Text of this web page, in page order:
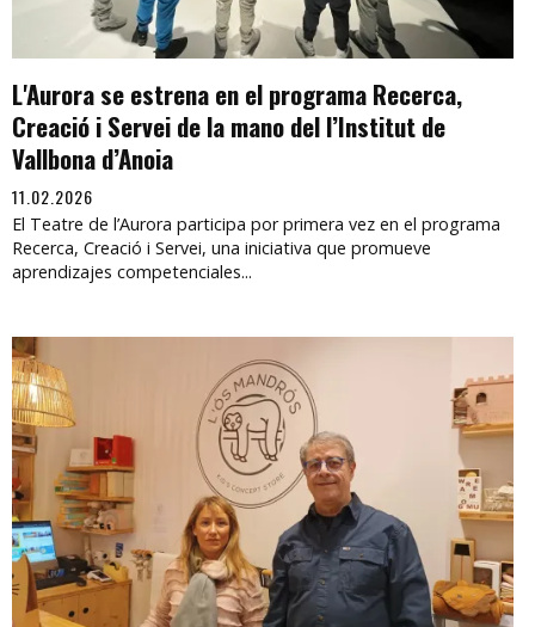
L'Aurora se estrena en el programa Recerca,
Creació i Servei de la mano del l’Institut de
Vallbona d’Anoia
11.02.2026
El Teatre de l’Aurora participa por primera vez en el programa
Recerca, Creació i Servei, una iniciativa que promueve
aprendizajes competenciales...